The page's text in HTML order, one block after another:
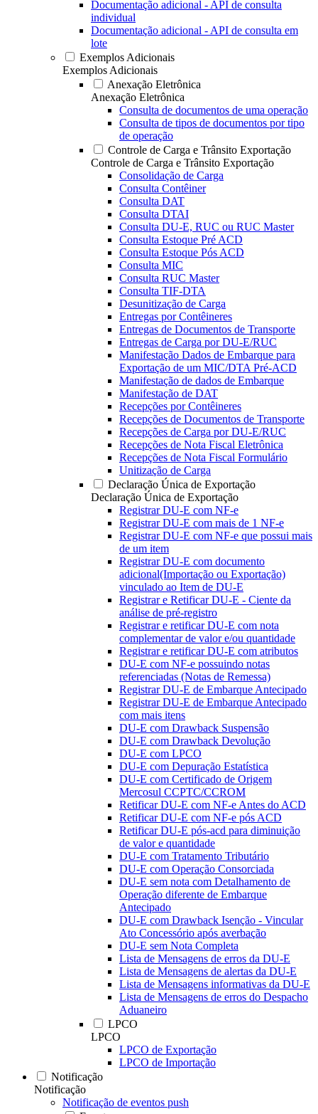
Documentação adicional - API de consulta
individual
Documentação adicional - API de consulta em
lote
Exemplos Adicionais
Exemplos Adicionais
Anexação Eletrônica
Anexação Eletrônica
Consulta de documentos de uma operação
Consulta de tipos de documentos por tipo
de operação
Controle de Carga e Trânsito Exportação
Controle de Carga e Trânsito Exportação
Consolidação de Carga
Consulta Contêiner
Consulta DAT
Consulta DTAI
Consulta DU-E, RUC ou RUC Master
Consulta Estoque Pré ACD
Consulta Estoque Pós ACD
Consulta MIC
Consulta RUC Master
Consulta TIF-DTA
Desunitização de Carga
Entregas por Contêineres
Entregas de Documentos de Transporte
Entregas de Carga por DU-E/RUC
Manifestação Dados de Embarque para
Exportação de um MIC/DTA Pré-ACD
Manifestação de dados de Embarque
Manifestação de DAT
Recepções por Contêineres
Recepções de Documentos de Transporte
Recepções de Carga por DU-E/RUC
Recepções de Nota Fiscal Eletrônica
Recepções de Nota Fiscal Formulário
Unitização de Carga
Declaração Única de Exportação
Declaração Única de Exportação
Registrar DU-E com NF-e
Registrar DU-E com mais de 1 NF-e
Registrar DU-E com NF-e que possui mais
de um item
Registrar DU-E com documento
adicional(Importação ou Exportação)
vinculado ao Item de DU-E
Registrar e Retificar DU-E - Ciente da
análise de pré-registro
Registrar e retificar DU-E com nota
complementar de valor e/ou quantidade
Registrar e retificar DU-E com atributos
DU-E com NF-e possuindo notas
referenciadas (Notas de Remessa)
Registrar DU-E de Embarque Antecipado
Registrar DU-E de Embarque Antecipado
com mais itens
DU-E com Drawback Suspensão
DU-E com Drawback Devolução
DU-E com LPCO
DU-E com Depuração Estatística
DU-E com Certificado de Origem
Mercosul CCPTC/CCROM
Retificar DU-E com NF-e Antes do ACD
Retificar DU-E com NF-e pós ACD
Retificar DU-E pós-acd para diminuição
de valor e quantidade
DU-E com Tratamento Tributário
DU-E com Operação Consorciada
DU-E sem nota com Detalhamento de
Operação diferente de Embarque
Antecipado
DU-E com Drawback Isenção - Vincular
Ato Concessório após averbação
DU-E sem Nota Completa
Lista de Mensagens de erros da DU-E
Lista de Mensagens de alertas da DU-E
Lista de Mensagens informativas da DU-E
Lista de Mensagens de erros do Despacho
Aduaneiro
LPCO
LPCO
LPCO de Exportação
LPCO de Importação
Notificação
Notificação
Notificação de eventos push